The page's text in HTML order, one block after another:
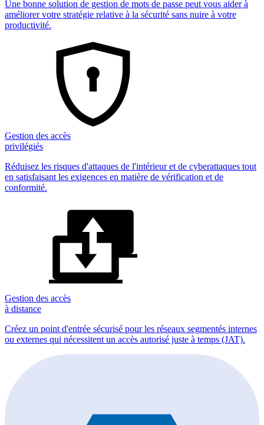
Une bonne solution de gestion de mots de passe peut vous aider à
améliorer votre stratégie relative à la sécurité sans nuire à votre
productivité.
Gestion des accès
privilégiés
Réduisez les risques d'attaques de l'intérieur et de cyberattaques tout
en satisfaisant les exigences en matière de vérification et de
conformité.
Gestion des accès
à distance
Créez un point d'entrée sécurisé pour les réseaux segmentés internes
ou externes qui nécessitent un accès autorisé juste à temps (JAT).